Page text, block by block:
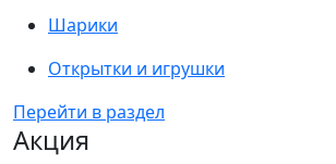
Шарики
Открытки и игрушки
Перейти в раздел
Акция